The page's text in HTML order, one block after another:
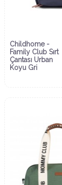
Childhome -
Family Club Sırt
Çantası Urban
Koyu Gri